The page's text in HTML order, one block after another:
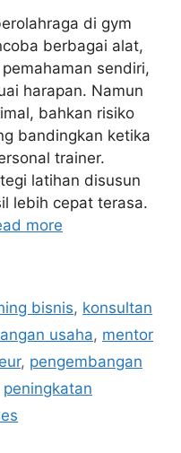
di gym
berbagai alat,
sendiri,
harapan. Namun
bahkan risiko
bandingkan ketika
trainer.
latihan disusun
lebih cepat terasa.
more
bisnis, konsultan
usaha, mentor
, pengembangan
peningkatan